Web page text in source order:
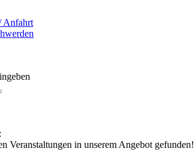
Anfahrt
Veranstaltungen in unserem Angebot gefunden!